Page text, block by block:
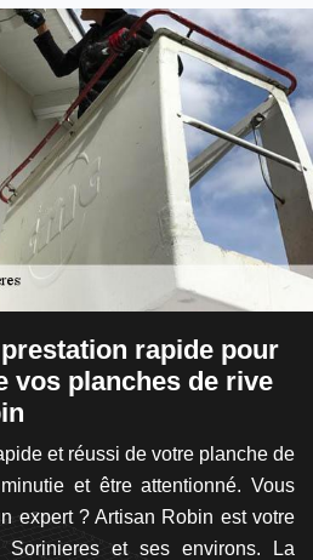
rapide pour
vos planches de rive
et réussi de votre planche de
et être attentionné. Vous
expert ? Artisan Robin est votre
et ses environs. La